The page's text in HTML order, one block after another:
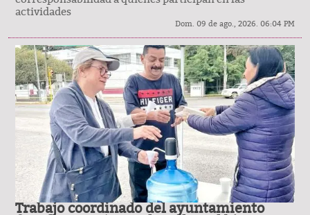
actividades
Dom. 09 de ago., 2026. 06:04 PM
Trabajo coordinado del ayuntamiento